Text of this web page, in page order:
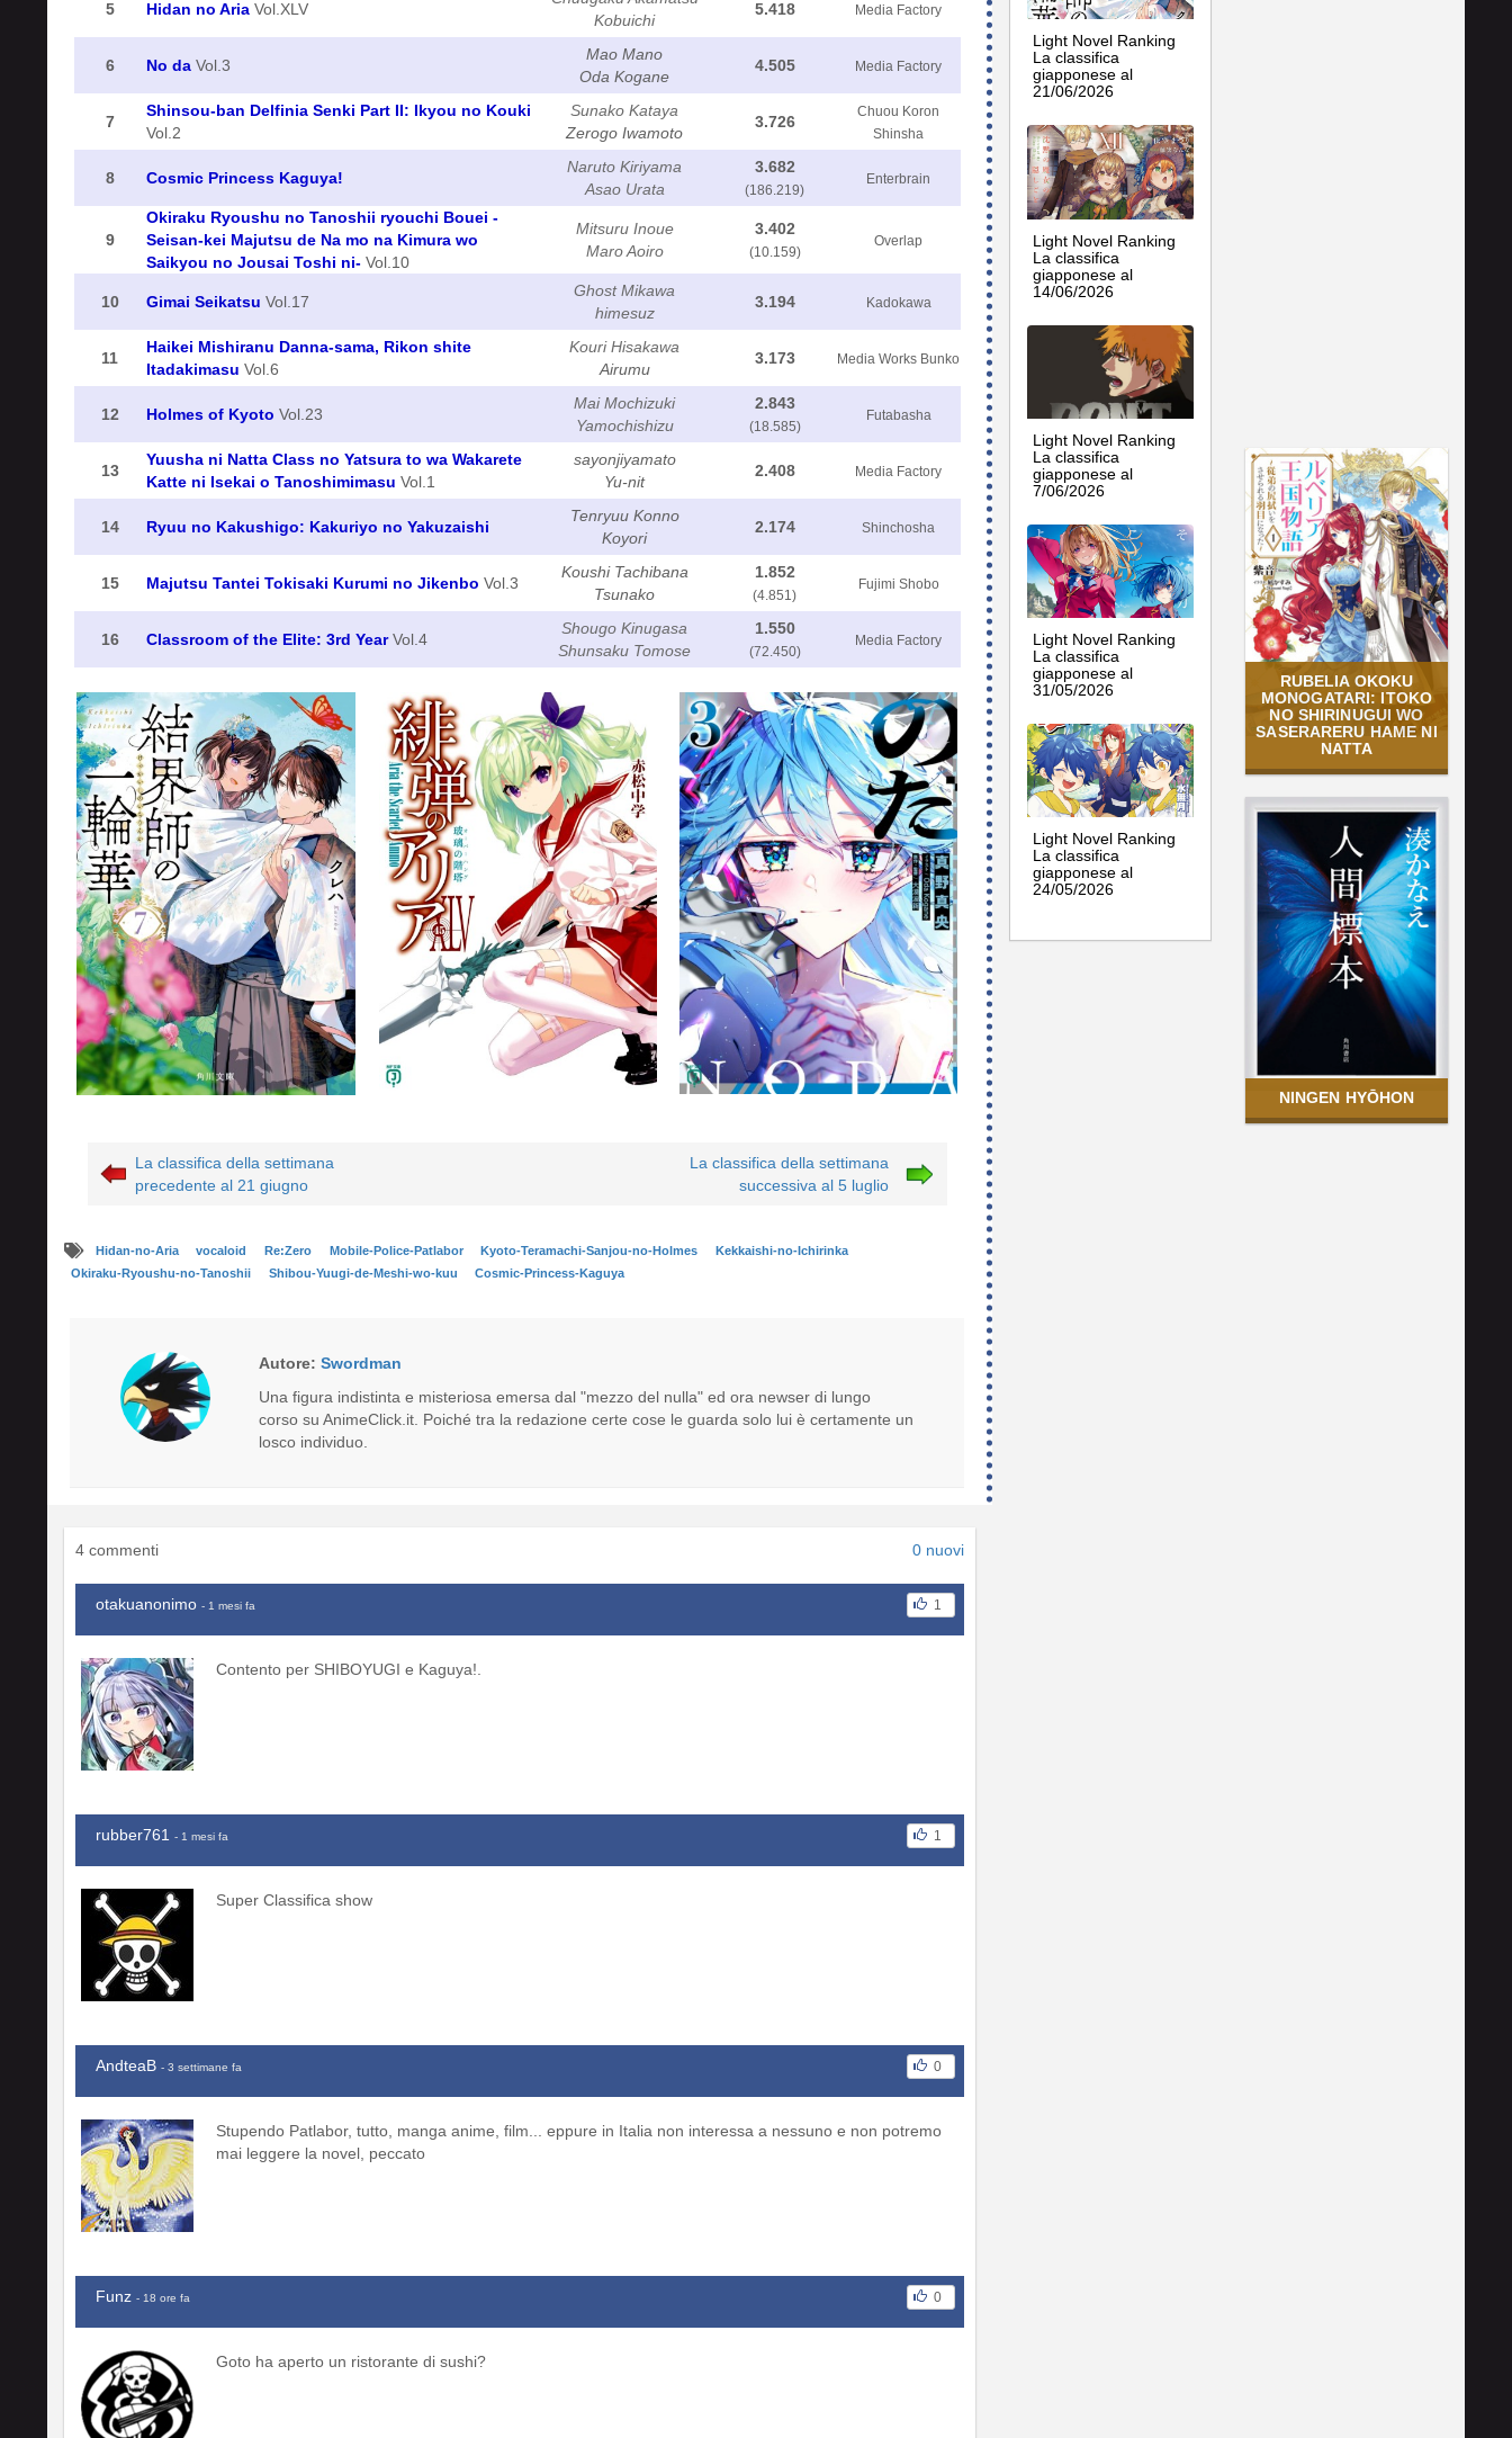
5 Hidan no AriaVol.XLV
Kobuichi
5.418 Media Factory
6 No daVol.3
Mao Mano
Oda Kogane
4.505 Media Factory
7
Shinsou-ban Delfinia Senki Part II: Ikyou no Kouki
Vol.2
Sunako Kataya
Zerogo Iwamoto
3.726
Chuou Koron
Shinsha
8 Cosmic Princess Kaguya!
Naruto Kiriyama
Asao Urata
3.682
(186.219)
Enterbrain
9
Okiraku Ryoushu no Tanoshii ryouchi Bouei -
Seisan-kei Majutsu de Na mo na Kimura wo
Saikyou no Jousai Toshi ni-Vol.10
Mitsuru Inoue
Maro Aoiro
3.402
(10.159)
Overlap
10 Gimai Seikatsu Vol.17
Ghost Mikawa
himesuz
3.194 Kadokawa
11
Haikei Mishiranu Danna-sama, Rikon shite
Itadakimasu Vol.6
Kouri Hisakawa
Airumu
3.173 Media Works Bunko
12 Holmes of Kyoto Vol.23
Mai Mochizuki
Yamochishizu
2.843
(18.585)
Futabasha
13
Yuusha ni Natta Class no Yatsura to wa Wakarete
Katte ni Isekai o Tanoshimimasu Vol.1
sayonjiyamato
Yu-nit
2.408 Media Factory
14 Ryuu no Kakushigo: Kakuriyo no Yakuzaishi
Tenryuu Konno
Koyori
2.174 Shinchosha
15 Majutsu Tantei Tokisaki Kurumi no Jikenbo Vol.3
Koushi Tachibana
Tsunako
1.852
(4.851)
Fujimi Shobo
16 Classroom of the Elite: 3rd YearVol.4
Shougo Kinugasa
Shunsaku Tomose
1.550
(72.450)
Media Factory
La classifica della settimana
precedente al 21 giugno
La classifica della settimana
successiva al 5 luglio
Hidan-no-Aria vocaloid Re:Zero Mobile-Police-Patlabor Kyoto-Teramachi-Sanjou-no-Holmes
Kekkaishi-no-Ichirinka
Okiraku-Ryoushu-no-Tanoshii
Shibou-Yuugi-de-Meshi-wo-kuu Cosmic-Princess-Kaguya
Autore: Swordman
Una figura indistinta e misteriosa emersa dal "mezzo del nulla" ed ora newser di lungo
corso su AnimeClick.it. Poiché tra la redazione certe cose le guarda solo lui è certamente un
losco individuo.
4 commenti 0 nuovi
otakuanonimo - 1 mesi fa 1
Contento per SHIBOYUGI e Kaguya!.
rubber761 - 1 mesi fa 1
Super Classifica show
AndteaB - 3 settimane fa 0
Stupendo Patlabor, tutto, manga anime, film... eppure in Italia non interessa a nessuno e non potremo
mai leggere la novel, peccato
Funz - 18 ore fa 0
Goto ha aperto un ristorante di sushi?
Light Novel Ranking
La classifica
giapponese al
21/06/2026
Light Novel Ranking
La classifica
giapponese al
14/06/2026
Light Novel Ranking
La classifica
giapponese al
7/06/2026
Light Novel Ranking
La classifica
giapponese al
31/05/2026
Light Novel Ranking
La classifica
giapponese al
24/05/2026
RUBELIA OKOKU
MONOGATARI: ITOKO
NO SHIRINUGUI WO
SASERARERU HAME NI
NATTA
NINGEN HYŌHON